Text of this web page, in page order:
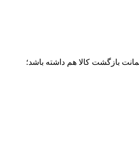
بازگشت کالا هم داشته باشد؛